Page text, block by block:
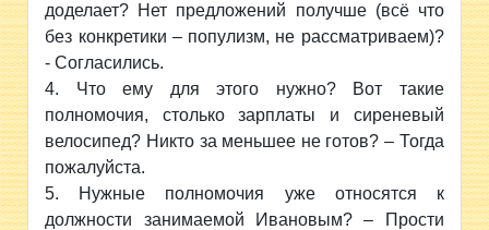
доделает? Нет предложений получше (всё что
без конкретики – популизм, не рассматриваем)?
- Согласились.
Что ему для этого нужно? Вот такие
полномочия, столько зарплаты и сиреневый
велосипед? Никто за меньшее не готов? – Тогда
пожалуйста.
Нужные полномочия уже относятся к
должности занимаемой Ивановым? – Прости